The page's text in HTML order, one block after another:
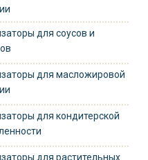
для соусов и
для масложировой
для кондитерской
для растительных